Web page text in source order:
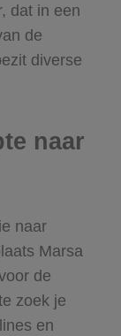
dat in een
de
diverse
naar
naar
Marsa
de
zoek je
en